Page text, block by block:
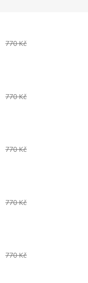
770 Kč
770 Kč
770 Kč
770 Kč
770 Kč